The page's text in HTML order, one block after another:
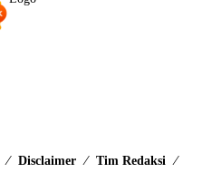
Disclaimer
Tim Redaksi